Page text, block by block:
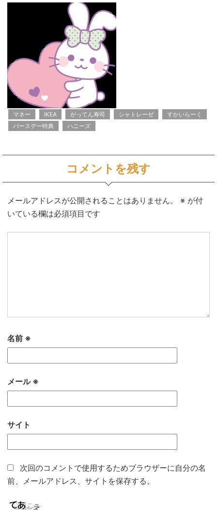
マネー IKEA がってん寿司 シャトレーゼ
すかいらーく
バースデー特典
ハニーズ
コメントを残す
メールアドレスが公開されることはありません。 ※ が付
いている欄は必須項目です
名前 ※
メール ※
サイト
次回のコメントで使用するためブラウザーに自分の名
前、メールアドレス、サイトを保存する。